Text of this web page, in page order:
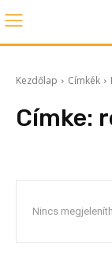
Kezdőlap Címkék
Címke:
Nincs